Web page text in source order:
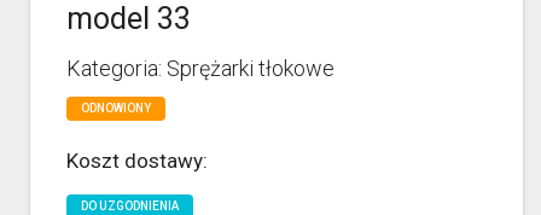
model 33
Kategoria: Sprężarki tłokowe
ODNOWIONY
Koszt dostawy:
DO UZGODNIENIA